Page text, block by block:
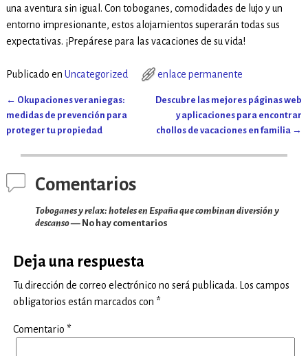
una aventura sin igual. Con toboganes, comodidades de lujo y un
entorno impresionante, estos alojamientos superarán todas sus
expectativas. ¡Prepárese para las vacaciones de su vida!
Publicado en Uncategorized enlace permanente
Navegación de entradas
← Okupaciones veraniegas:
medidas de prevención para
proteger tu propiedad
Descubre las mejores páginas web
y aplicaciones para encontrar
chollos de vacaciones en familia →
Comentarios
Toboganes y relax: hoteles en España que combinan diversión y
descanso— No hay comentarios
Deja una respuesta
Tu dirección de correo electrónico no será publicada.
Los campos
obligatorios están marcados con *
Comentario *